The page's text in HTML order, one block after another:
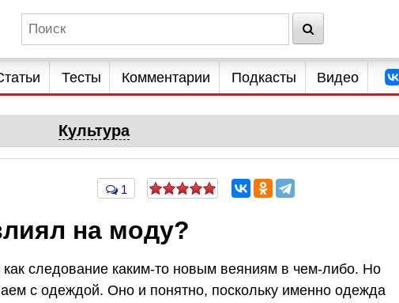
Тесты Комментарии Подкасты Видео
Культура
1
на моду?
следование каким-то новым веяниям в чем-либо. Но
с одеждой. Оно и понятно, поскольку именно одежда